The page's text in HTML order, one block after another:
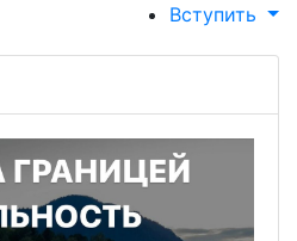
Вступить